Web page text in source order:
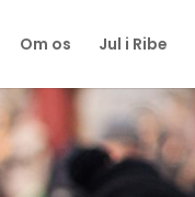
Om os Jul i Ribe